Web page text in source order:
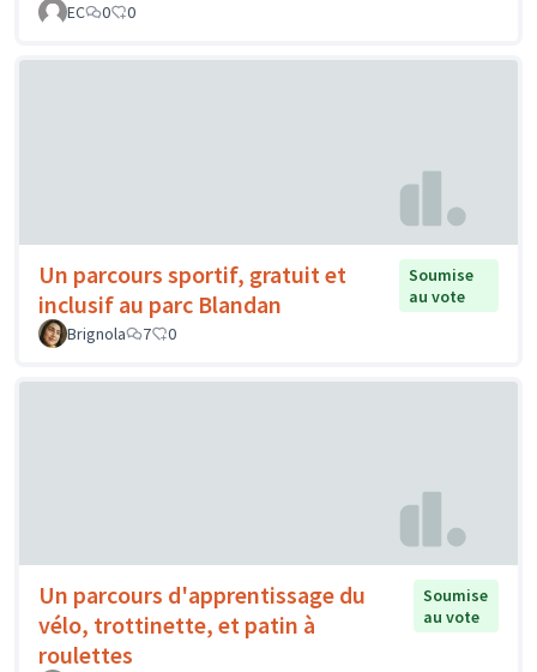
EC
0 0
Un parcours sportif, gratuit et
inclusif au parc Blandan
Soumise
au vote
Brignola
7 0
Un parcours d'apprentissage du
vélo, trottinette, et patin à
roulettes
Soumise
au vote